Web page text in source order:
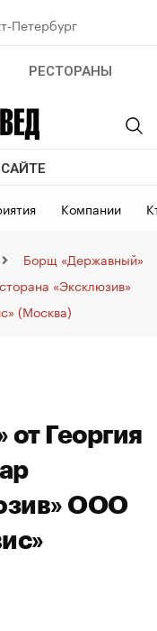
Петербург
РЕСТОРАНЫ
Компании
Борщ «Державный»
«Эксклюзив»
(Москва)
Георгия
ООО